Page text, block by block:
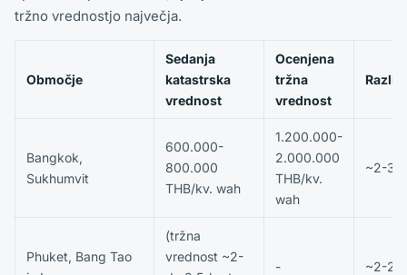
tržno vrednostjo največja.
Območje
Sedanja
katastrska
vrednost
Ocenjena
tržna
vrednost
Bangkok,
Sukhumvit
600.000-
800.000
THB/kv. wah
1.200.000-
2.000.000
THB/kv.
wah
~2-3x
Phuket, Bang Tao
(tržna
vrednost ~2-
- ~2-